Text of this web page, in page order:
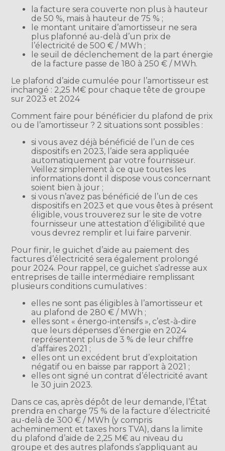
la facture sera couverte non plus à hauteur
de 50 %, mais à hauteur de 75 % ;
le montant unitaire d’amortisseur ne sera
plus plafonné au-delà d’un prix de
l’électricité de 500 € / MWh ;
le seuil de déclenchement de la part énergie
de la facture passe de 180 à 250 € / MWh.
Le plafond d’aide cumulée pour l’amortisseur est
inchangé : 2,25 M€ pour chaque tête de groupe
sur 2023 et 2024
Comment faire pour bénéficier du plafond de prix
ou de l’amortisseur ? 2 situations sont possibles :
si vous avez déjà bénéficié de l’un de ces
dispositifs en 2023, l’aide sera appliquée
automatiquement par votre fournisseur.
Veillez simplement à ce que toutes les
informations dont il dispose vous concernant
soient bien à jour ;
si vous n’avez pas bénéficié de l’un de ces
dispositifs en 2023 et que vous êtes à présent
éligible, vous trouverez sur le site de votre
fournisseur une attestation d’éligibilité que
vous devrez remplir et lui faire parvenir.
Pour finir, le guichet d’aide au paiement des
factures d’électricité sera également prolongé
pour 2024. Pour rappel, ce guichet s’adresse aux
entreprises de taille intermédiaire remplissant
plusieurs conditions cumulatives :
elles ne sont pas éligibles à l’amortisseur et
au plafond de 280 € / MWh ;
elles sont « énergo-intensifs », c’est-à-dire
que leurs dépenses d’énergie en 2024
représentent plus de 3 % de leur chiffre
d’affaires 2021 ;
elles ont un excédent brut d’exploitation
négatif ou en baisse par rapport à 2021 ;
elles ont signé un contrat d’électricité avant
le 30 juin 2023.
Dans ce cas, après dépôt de leur demande, l’État
prendra en charge 75 % de la facture d’électricité
au-delà de 300 € / MWh (y compris
acheminement et taxes hors TVA), dans la limite
du plafond d’aide de 2,25 M€ au niveau du
groupe et des autres plafonds s’appliquant au